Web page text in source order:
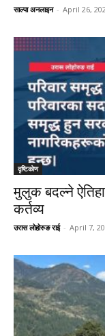
साल्पा अनलाइन - April 26,
दृष्टिकाेण
मुलुक बदल्ने
कर्तव्य
उरास लोहोरुङ राई - April 7,